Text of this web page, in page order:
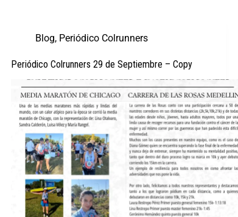
Blog, Periódico Colrunners
Periódico Colrunners 29 de Septiembre – Copy